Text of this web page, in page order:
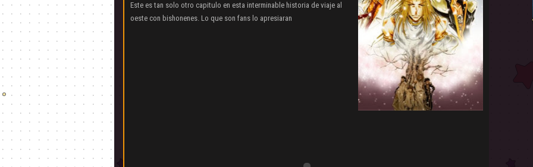
Este es tan solo otro capitulo en esta interminable historia de viaje al
oeste con bishonenes. Lo que son fans lo apresiaran